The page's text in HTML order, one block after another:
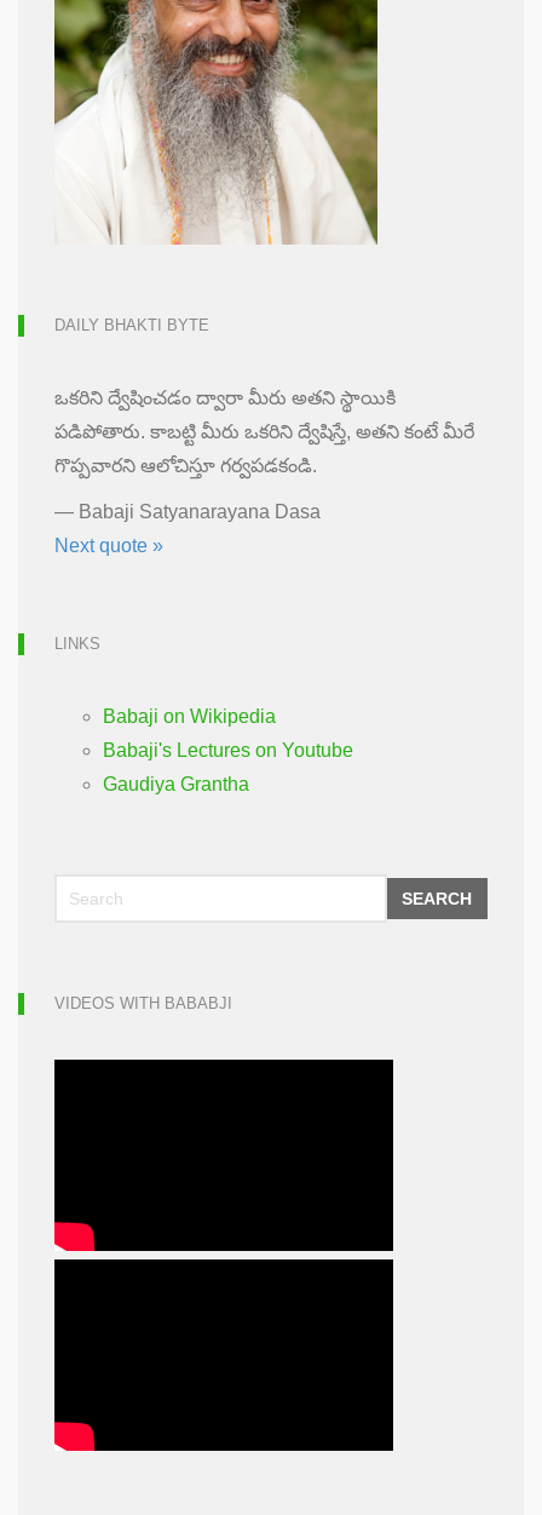
DAILY BHAKTI BYTE
ఒకరిని ద్వేషించడం ద్వారా మీరు అతని స్థాయికి
పడిపోతారు. కాబట్టి మీరు ఒకరిని ద్వేషిస్తే, అతని కంటే మీరే
గొప్పవారని ఆలోచిస్తూ గర్వపడకండి.
— Babaji Satyanarayana Dasa
Next quote »
LINKS
Babaji on Wikipedia
Babaji's Lectures on Youtube
Gaudiya Grantha
SEARCH
VIDEOS WITH BABABJI